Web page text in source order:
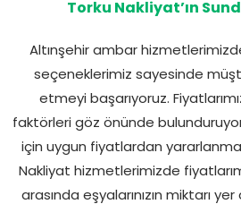
Torku Nakliyat’ın
Altınşehir ambar
seçeneklerimiz sayesinde
etmeyi başarıyoruz.
faktörleri göz önünde
için uygun fiyatlardan
Nakliyat hizmetlerimizde
arasında eşyalarınızın miktarı